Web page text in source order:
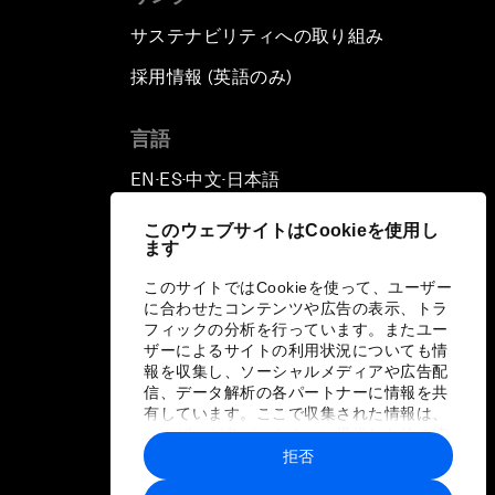
このウェブサイトはCookieを使用し
ます
このサイトではCookieを使って、ユーザー
に合わせたコンテンツや広告の表示、トラ
フィックの分析を行っています。またユー
ザーによるサイトの利用状況についても情
報を収集し、ソーシャルメディアや広告配
信、データ解析の各パートナーに情報を共
有しています。ここで収集された情報は、
ユーザーが各パートナーに提供した他の情
報や各パートナーのサービスを使用した際
に収集された情報と組み合わされ、各パー
拒否
サステナビリティへの取り組み
採用情報 (英語のみ)
言語
EN ▪ ES▪中文▪ 日本語